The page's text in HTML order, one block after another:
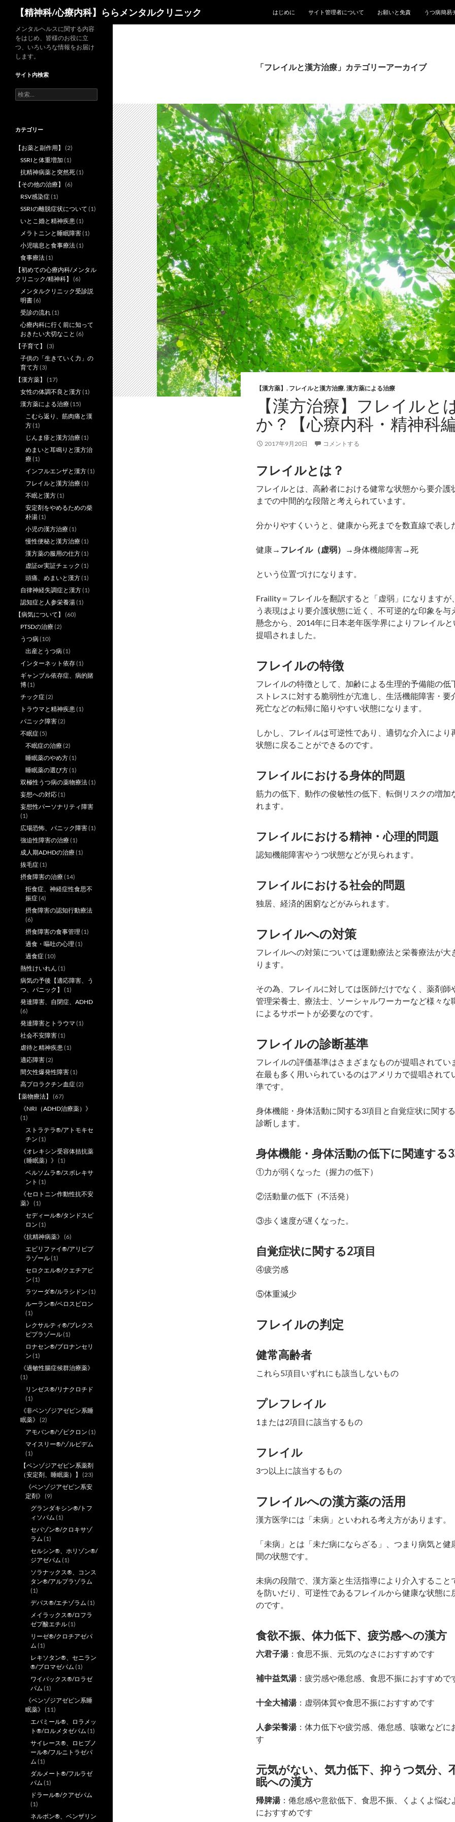
【精神科/心療内科】ららメンタルクリニック はじめに サイト管理者について お願いと免責 うつ病簡易
「フレイルと漢方治療」カテゴリーアーカイブ
【漢方薬】 , フレイルと漢方治療,漢方薬による治療
【漢方治療】フレイルと
か？【心療内科・精神科
2017年9月20日 コメントする
フレイルとは？
フレイルとは、高齢者における健常な状態から要介護
までの中間的な段階と考えられています。
分かりやすくいうと、健康から死までを数直線で表し
健康→ フレイル（虚弱） →身体機能障害→死
という位置づけになります。
Fraility＝フレイルを翻訳すると「虚弱」になりますが
う表現はより要介護状態に近く、不可逆的な印象を与
懸念から、2014年に日本老年医学界によりフレイル
提唱されました。
フレイルの特徴
フレイルの特徴として、加齢による生理的予備能の低
ストレスに対する脆弱性が亢進し、生活機能障害・要
死亡などの転帰に陥りやすい状態になります。
しかし、フレイルは可逆性であり、適切な介入により
状態に戻ることができるのです。
フレイルにおける身体的問題
筋力の低下、動作の俊敏性の低下、転倒リスクの増加
れます。
フレイルにおける精神・心理的問題
認知機能障害やうつ状態などが見られます。
フレイルにおける社会的問題
独居、経済的困窮などがみられます。
フレイルへの対策
フレイルへの対策については運動療法と栄養療法が大
ります。
その為、フレイルに対しては医師だけでなく、薬剤師
管理栄養士、療法士、ソーシャルワーカーなど様々な
によるサポートが必要なのです。
フレイルの診断基準
フレイルの評価基準はさまざまなものが提唱されてい
在最も多く用いられているのはアメリカで提唱されて
準です。
身体機能・身体活動に関する3項目と自覚症状に関す
診断します。
身体機能・身体活動の低下に関連する
①力が弱くなった（握力の低下）
②活動量の低下（不活発）
③歩く速度が遅くなった。
自覚症状に関する2項目
④疲労感
⑤体重減少
フレイルの判定
健常高齢者
これら5項目いずれにも該当しないもの
プレフレイル
1または2項目に該当するもの
フレイル
3つ以上に該当するもの
フレイルへの漢方薬の活用
漢方医学には「未病」といわれる考え方があります。
「未病」とは「未だ病にならざる」、つまり病気と健
間の状態です。
未病の段階で、漢方薬と生活指導により介入すること
を防いだり、可逆性であるフレイルから健康な状態に
のです。
食欲不振、体力低下、疲労感への漢方
六君子湯：食思不振、元気のなさにおすすめです
補中益気湯：疲労感や倦怠感、食思不振におすすめで
十全大補湯：虚弱体質や食思不振におすすめです
人参栄養湯：体力低下や疲労感、倦怠感、咳嗽などに
す
元気がない、気力低下、抑うつ気分、
眠への漢方
帰脾湯：倦怠感や意欲低下、食思不振、くよくよ悩む
におすすめです
メンタルヘルスに関する内容
をはじめ、皆様のお役に立
つ、いろいろな情報をお届け
します。
サイト内検索
検
索:
カテゴリー
【お薬と副作用】
(2)
SSRIと体重増加 (1)
抗精神病薬と突然死(1)
【その他の治療】
(6)
RSV感染症(1)
SSRIの離脱症状について (1)
いとこ婚と精神疾患 (1)
メラトニンと睡眠障害(1)
小児喘息と食事療法(1)
食事療法(1)
【初めての心療内科/メンタル
クリニック/精神科】
(6)
メンタルクリニック受診説
明書(6)
受診の流れ(1)
心療内科に行く前に知って
おきたい大切なこと (6)
【子育て】
(3)
子供の「生きていく力」の
育て方(3)
【漢方薬】
(17)
女性の体調不良と漢方(1)
漢方薬による治療(15)
こむら返り、筋肉痛と漢
方(1)
じんま疹と漢方治療(1)
めまいと耳鳴りと漢方治
療(1)
インフルエンザと漢方(1)
フレイルと漢方治療(1)
不眠と漢方(1)
安定剤をやめるための柴
朴湯(1)
小児の漢方治療(1)
慢性便秘と漢方治療(1)
漢方薬の服用の仕方(1)
虚証or実証チェック (1)
頭痛、めまいと漢方(1)
自律神経失調症と漢方(1)
認知症と人参栄養湯(1)
【病気について】
(60)
PTSDの治療(2)
うつ病(10)
出産とうつ病(1)
インターネット依存(1)
ギャンブル依存症、病的賭
博(1)
チック症(2)
トラウマと精神疾患 (1)
パニック障害(2)
不眠症(5)
不眠症の治療(2)
睡眠薬のやめ方(1)
睡眠薬の選び方(1)
双極性うつ病の薬物療法(1)
妄想への対応(1)
妄想性パーソナリティ障害
(1)
広場恐怖、パニック障害(1)
強迫性障害の治療(1)
成人期ADHDの治療(1)
抜毛症(1)
摂食障害の治療(14)
拒食症、神経症性食思不
振症(4)
摂食障害の認知行動療法
(6)
摂食障害の食事管理 (1)
過食・嘔吐の心理 (1)
過食症(10)
熱性けいれん (1)
病気の予後【適応障害、う
つ、パニック】
(1)
発達障害、自閉症、ADHD
(6)
発達障害とトラウマ (1)
社会不安障害(1)
虐待と精神疾患 (1)
適応障害(2)
間欠性爆発性障害(1)
高プロラクチン血症(2)
【薬物療法】
(67)
《NRI（ADHD治療薬）》
(1)
ストラテラ®/アトモキセ
チン (1)
《オレキシン受容体拮抗薬
（睡眠薬）》 (1)
ベルソムラ®/スボレキサ
ント (1)
《セロトニン作動性抗不安
薬》 (1)
セディール®/タンドスピ
ロン (1)
《抗精神病薬》 (6)
エビリファイ®/アリピプ
ラゾール(1)
セロクエル®/クエチアピ
ン (1)
ラツーダ®/ルラシドン (1)
ルーラン®/ペロスピロン
(1)
レクサルティ®/ブレクス
ピプラゾール(1)
ロナセン®/ブロナンセリ
ン (1)
《過敏性腸症候群治療薬》
(1)
リンゼス®/リナクロチド
(1)
《非ベンゾジアゼピン系睡
眠薬》 (2)
アモバン®/ゾピクロン (1)
マイスリー®/ゾルピデム
(1)
【ベンゾジアゼピン系薬剤
（安定剤、睡眠薬）】
(23)
《ベンゾジアゼピン系安
定剤》 (9)
グランダキシン®/トフ
ィソパム (1)
セパゾン®/クロキサゾ
ラム (1)
セルシン®、ホリゾン®/
ジアゼパム (1)
ソラナックス®、コンス
タン®/アルプラゾラム
(1)
デパス®/エチゾラム (1)
メイラックス®/ロフラ
ゼプ酸エチル(1)
リーゼ®/クロチアゼパ
ム (1)
レキソタン®、セニラン
®/ブロマゼパム (1)
ワイパックス®/ロラゼ
パム (1)
《ベンゾジアゼピン系睡
眠薬》 (11)
エバミール®、ロラメッ
ト®/ロルメタゼパム (1)
サイレース®、ロヒプノ
ール®/フルニトラゼパ
ム (1)
ダルメート®/フルラゼ
パム (1)
ドラール®/クアゼパム
(1)
ネルボン®、ベンザリン